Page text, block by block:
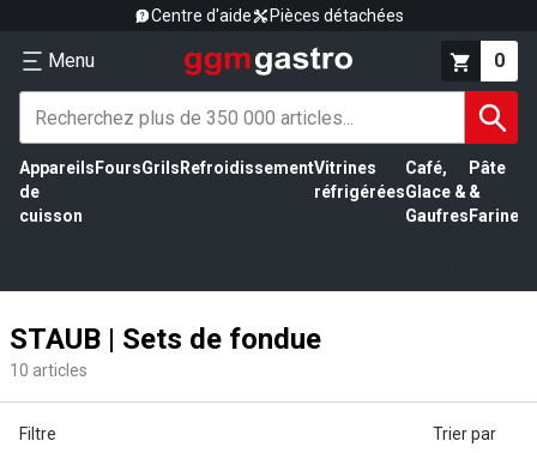
Centre d'aide Pièces détachées
Menu 0
Appareils
de
cuisson
FoursGrils RefroidissementVitrines
réfrigérées
Café,
Glace &
Gaufres
Pâte
&
Farine
STAUB | Sets de fondue
10 articles
Filtre Trier par